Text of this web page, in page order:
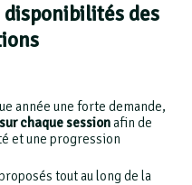
des
année une forte demande,
chaque sessionafin de
et une progression
tout au long de la